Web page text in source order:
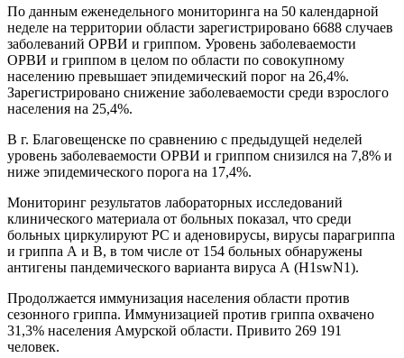
По данным еженедельного мониторинга на 50 календарной
неделе на территории области зарегистрировано 6688 случаев
заболеваний ОРВИ и гриппом. Уровень заболеваемости
ОРВИ и гриппом в целом по области по совокупному
населению превышает эпидемический порог на 26,4%.
Зарегистрировано снижение заболеваемости среди взрослого
населения на 25,4%.
В г. Благовещенске по сравнению с предыдущей неделей
уровень заболеваемости ОРВИ и гриппом снизился на 7,8% и
ниже эпидемического порога на 17,4%.
Мониторинг результатов лабораторных исследований
клинического материала от больных показал, что среди
больных циркулируют РС и аденовирусы, вирусы парагриппа
и гриппа А и В, в том числе от 154 больных обнаружены
антигены пандемического варианта вируса А (Н1swN1).
Продолжается иммунизация населения области против
сезонного гриппа. Иммунизацией против гриппа охвачено
31,3% населения Амурской области. Привито 269 191
человек.